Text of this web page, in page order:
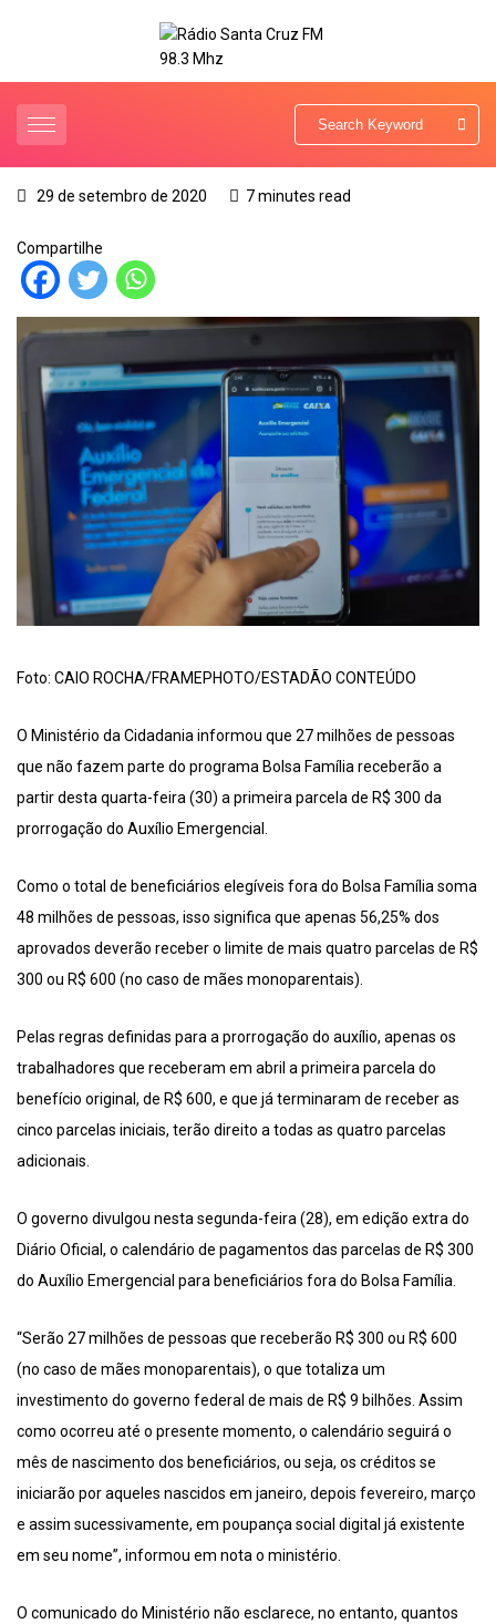
29 de setembro de 2020 7 minutes read
Compartilhe
Foto: CAIO ROCHA/FRAMEPHOTO/ESTADÃO CONTEÚDO
O Ministério da Cidadania informou que 27 milhões de pessoas
que não fazem parte do programa Bolsa Família receberão a
partir desta quarta-feira (30) a primeira parcela de R$ 300 da
prorrogação do Auxílio Emergencial.
Como o total de beneficiários elegíveis fora do Bolsa Família soma
48 milhões de pessoas, isso significa que apenas 56,25% dos
aprovados deverão receber o limite de mais quatro parcelas de R$
300 ou R$ 600 (no caso de mães monoparentais).
Pelas regras definidas para a prorrogação do auxílio, apenas os
trabalhadores que receberam em abril a primeira parcela do
benefício original, de R$ 600, e que já terminaram de receber as
cinco parcelas iniciais, terão direito a todas as quatro parcelas
adicionais.
O governo divulgou nesta segunda-feira (28), em edição extra do
Diário Oficial, o calendário de pagamentos das parcelas de R$ 300
do Auxílio Emergencial para beneficiários fora do Bolsa Família.
“Serão 27 milhões de pessoas que receberão R$ 300 ou R$ 600
(no caso de mães monoparentais), o que totaliza um
investimento do governo federal de mais de R$ 9 bilhões. Assim
como ocorreu até o presente momento, o calendário seguirá o
mês de nascimento dos beneficiários, ou seja, os créditos se
iniciarão por aqueles nascidos em janeiro, depois fevereiro, março
e assim sucessivamente, em poupança social digital já existente
em seu nome”, informou em nota o ministério.
O comunicado do Ministério não esclarece, no entanto, quantos